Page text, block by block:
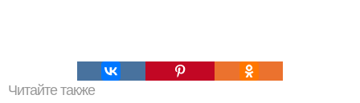
Читайте также